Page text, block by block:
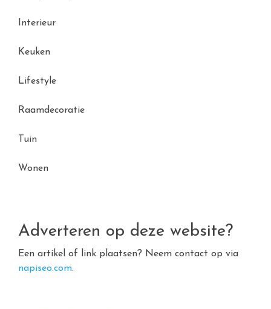
Interieur
Keuken
Lifestyle
Raamdecoratie
Tuin
Wonen
Adverteren op deze website?
Een artikel of link plaatsen? Neem contact op via
napiseo.com.